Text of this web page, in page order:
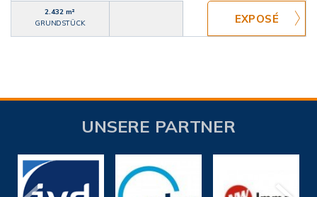
2.432 m²
GRUNDSTÜCK
UNSERE PARTNER